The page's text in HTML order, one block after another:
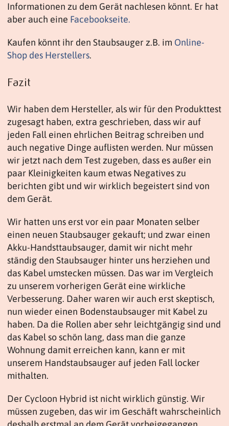
Informationen zu dem Gerät nachlesen könnt. Er hat
aber auch eine Facebookseite.
Kaufen könnt ihr den Staubsauger z.B. im Online-
Shop des Herstellers.
Fazit
Wir haben dem Hersteller, als wir für den Produkttest
zugesagt haben, extra geschrieben, dass wir auf
jeden Fall einen ehrlichen Beitrag schreiben und
auch negative Dinge auflisten werden. Nur müssen
wir jetzt nach dem Test zugeben, dass es außer ein
paar Kleinigkeiten kaum etwas Negatives zu
berichten gibt und wir wirklich begeistert sind von
dem Gerät.
Wir hatten uns erst vor ein paar Monaten selber
einen neuen Staubsauger gekauft; und zwar einen
Akku-Handsttaubsauger, damit wir nicht mehr
ständig den Staubsauger hinter uns herziehen und
das Kabel umstecken müssen. Das war im Vergleich
zu unserem vorherigen Gerät eine wirkliche
Verbesserung. Daher waren wir auch erst skeptisch,
nun wieder einen Bodenstaubsauger mit Kabel zu
haben. Da die Rollen aber sehr leichtgängig sind und
das Kabel so schön lang, dass man die ganze
Wohnung damit erreichen kann, kann er mit
unserem Handstaubsauger auf jeden Fall locker
mithalten.
Der Cycloon Hybrid ist nicht wirklich günstig. Wir
müssen zugeben, das wir im Geschäft wahrscheinlich